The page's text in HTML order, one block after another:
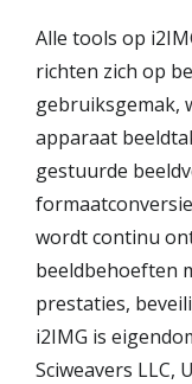
Alle tools op
richten zich op
gebruiksgemak,
apparaat
gestuurde
wordt continu
beeldbehoeften
prestaties,
i2IMG is
Sciweavers LLC,